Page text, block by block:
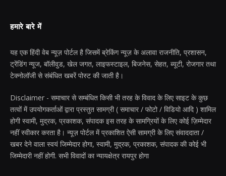
हमारे बारे में
यह एक हिंदी वेब न्यूज़ पोर्टल है जिसमें ब्रेकिंग न्यूज़ के अलावा राजनीति, प्रशासन,
ट्रेंडिंग न्यूज, बॉलीवुड, खेल जगत, लाइफस्टाइल, बिजनेस, सेहत, ब्यूटी, रोजगार तथा
टेक्नोलॉजी से संबंधित खबरें पोस्ट की जाती है।
Disclaimer - समाचार से सम्बंधित किसी भी तरह के विवाद के लिए साइट के कुछ
तत्वों में उपयोगकर्ताओं द्वारा प्रस्तुत सामग्री ( समाचार / फोटो / विडियो आदि ) शामिल
होगी स्वामी, मुद्रक, प्रकाशक, संपादक इस तरह के सामग्रियों के लिए कोई ज़िम्मेदार
नहीं स्वीकार करता है। न्यूज़ पोर्टल में प्रकाशित ऐसी सामग्री के लिए संवाददाता /
खबर देने वाला स्वयं जिम्मेदार होगा, स्वामी, मुद्रक, प्रकाशक, संपादक की कोई भी
जिम्मेदारी नहीं होगी. सभी विवादों का न्यायक्षेत्र रायपुर होगा